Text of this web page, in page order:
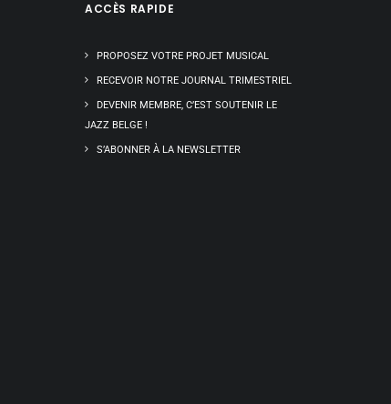
ACCÈS RAPIDE
PROPOSEZ VOTRE PROJET MUSICAL
RECEVOIR NOTRE JOURNAL TRIMESTRIEL
DEVENIR MEMBRE, C’EST SOUTENIR LE
JAZZ BELGE !
S’ABONNER À LA NEWSLETTER